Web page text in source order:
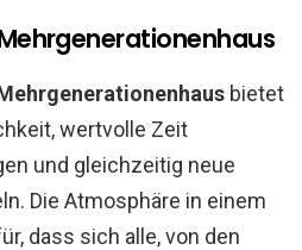
bietet
wertvolle Zeit
und gleichzeitig neue
Die Atmosphäre in einem
dass sich alle, von den